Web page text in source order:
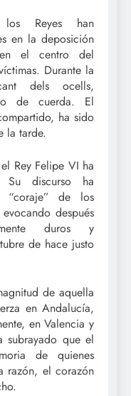
los Reyes han
en la deposición
el centro del
Durante la
dels ocells,
de cuerda. El
ha sido
la tarde.
Rey Felipe VI ha
Su discurso ha
“coraje” de los
después
duros y
de hace justo
de aquella
en Andalucía,
en Valencia y
subrayado que el
de quienes
razón, el corazón